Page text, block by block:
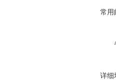
常用
详细